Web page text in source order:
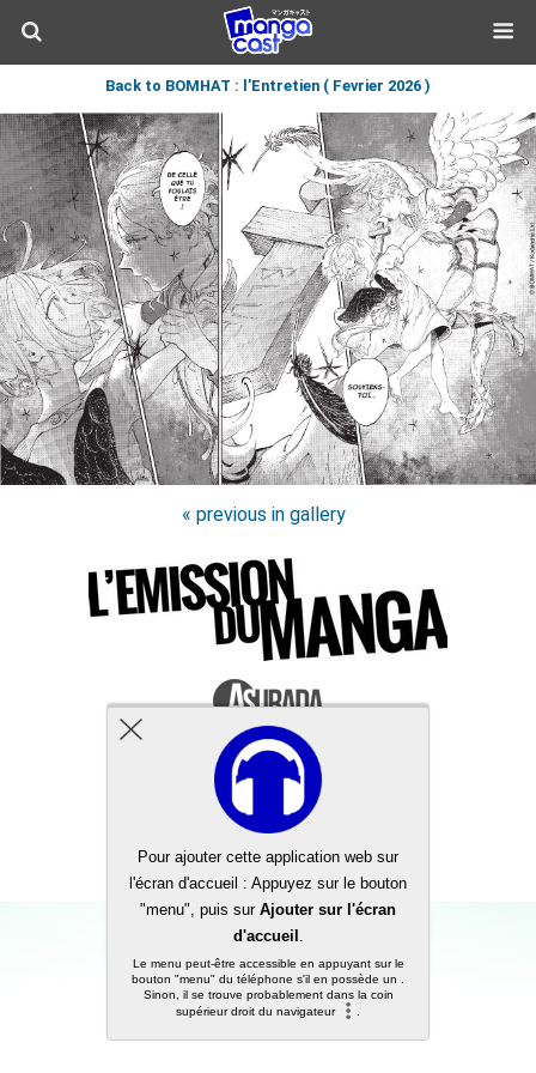
Back to BOMHAT : l’Entretien ( Fevrier 2026 )
« previous in gallery
Back to top